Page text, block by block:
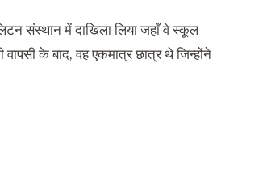
संस्थान में दाखिला लिया जहाँ वे स्कूल
के बाद, वह एकमात्र छात्र थे जिन्होंने